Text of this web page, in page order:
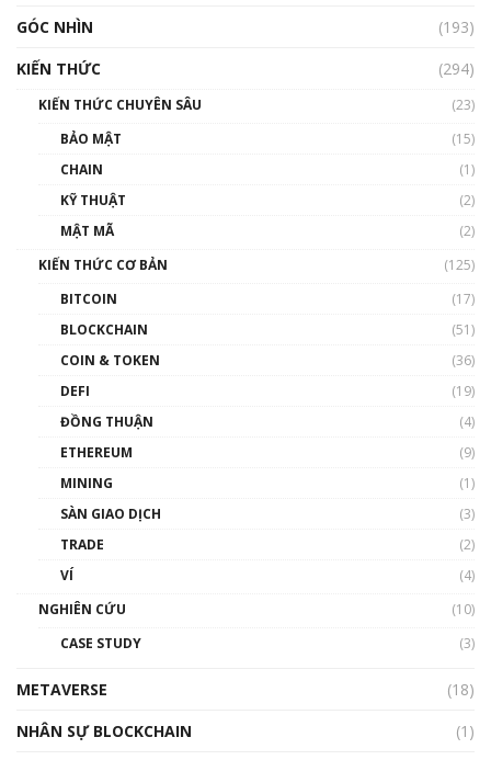
00:43:47
như thể nào?
00:39:31
Phổ cập Blockchain
thống & Crypto qua các cuộc chiến | Phổ cập
01:32:59
GÓC NHÌN
(193)
KIẾN THỨC
(294)
KIẾN THỨC CHUYÊN SÂU
(23)
BẢO MẬT
(15)
CHAIN
(1)
KỸ THUẬT
(2)
MẬT MÃ
(2)
KIẾN THỨC CƠ BẢN
(125)
BITCOIN
(17)
BLOCKCHAIN
(51)
COIN & TOKEN
(36)
DEFI
(19)
ĐỒNG THUẬN
(4)
ETHEREUM
(9)
MINING
(1)
SÀN GIAO DỊCH
(3)
TRADE
(2)
VÍ
(4)
NGHIÊN CỨU
(10)
CASE STUDY
(3)
METAVERSE
(18)
NHÂN SỰ BLOCKCHAIN
(1)